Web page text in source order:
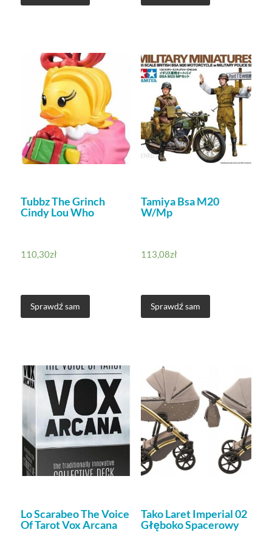
Tubbz The Grinch
Cindy Lou Who
110,30zł
Sprawdź sam
Tamiya Bsa M20
W/Mp
113,08zł
Sprawdź sam
Lo Scarabeo The Voice
Of Tarot Vox Arcana
Tako Laret Imperial 02
Głęboko Spacerowy